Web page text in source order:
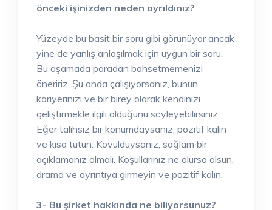
önceki işinizden neden ayrıldınız?
Yüzeyde bu basit bir soru gibi görünüyor ancak
yine de yanlış anlaşılmak için uygun bir soru.
Bu aşamada paradan bahsetmemenizi
öneririz. Şu anda çalışıyorsanız, bunun
kariyerinizi ve bir birey olarak kendinizi
geliştirmekle ilgili olduğunu söyleyebilirsiniz.
Eğer talihsiz bir konumdaysanız, pozitif kalın
ve kısa tutun. Kovulduysanız, sağlam bir
açıklamanız olmalı. Koşullarınız ne olursa olsun,
drama ve ayrıntıya girmeyin ve pozitif kalın.
3- Bu şirket hakkında ne biliyorsunuz?